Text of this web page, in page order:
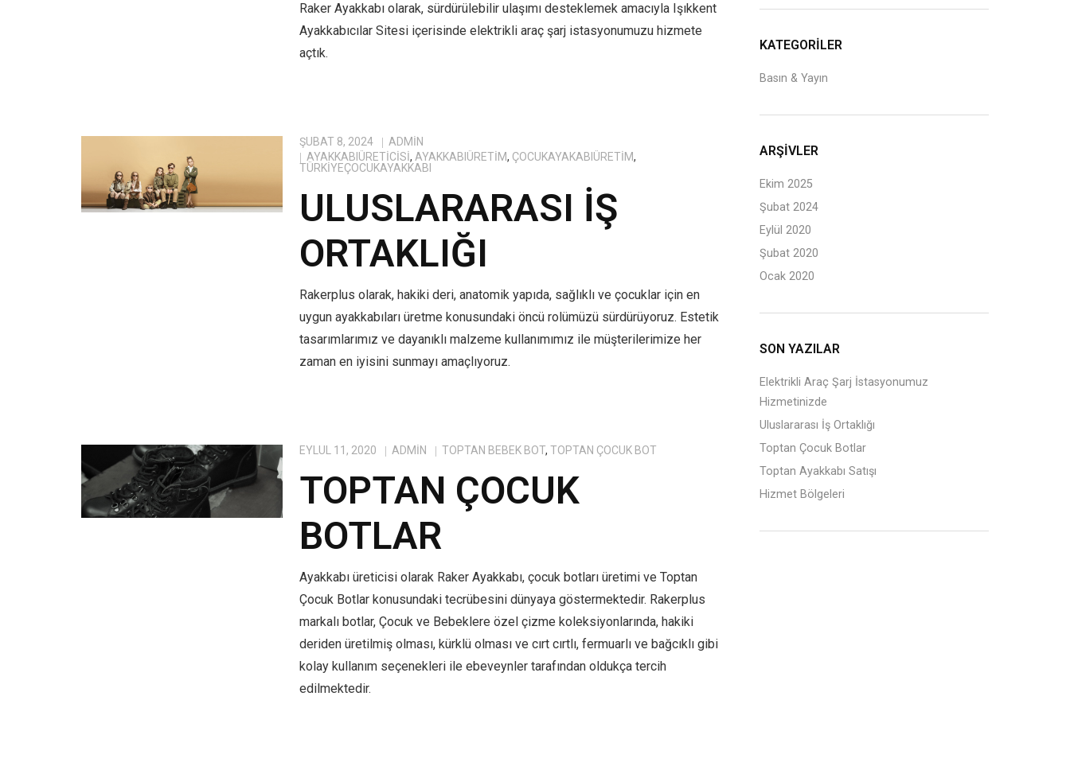
Raker Ayakkabı olarak, sürdürülebilir ulaşımı desteklemek amacıyla Işıkkent
Ayakkabıcılar Sitesi içerisinde elektrikli araç şarj istasyonumuzu hizmete
açtık.
ŞUBAT 8, 2024
ADMIN
AYAKKABIÜRETICISI, AYAKKABIÜRETIM, ÇOCUKAYAKABIÜRETIM,
TÜRKIYEÇOCUKAYAKKABI
ULUSLARARASI İŞ
ORTAKLIĞI
Rakerplus olarak, hakiki deri, anatomik yapıda, sağlıklı ve çocuklar için en
uygun ayakkabıları üretme konusundaki öncü rolümüzü sürdürüyoruz. Estetik
tasarımlarımız ve dayanıklı malzeme kullanımımız ile müşterilerimize her
zaman en iyisini sunmayı amaçlıyoruz.
EYLÜL 11, 2020 ADMIN TOPTAN BEBEK BOT,TOPTAN ÇOCUK BOT
TOPTAN ÇOCUK
BOTLAR
Ayakkabı üreticisi olarak Raker Ayakkabı, çocuk botları üretimi ve Toptan
Çocuk Botlar konusundaki tecrübesini dünyaya göstermektedir. Rakerplus
markalı botlar, Çocuk ve Bebeklere özel çizme koleksiyonlarında, hakiki
deriden üretilmiş olması, kürklü olması ve cırt cırtlı, fermuarlı ve bağcıklı gibi
kolay kullanım seçenekleri ile ebeveynler tarafından oldukça tercih
edilmektedir.
KATEGORILER
Basın & Yayın
ARŞIVLER
Ekim 2025
Şubat 2024
Eylül 2020
Şubat 2020
Ocak 2020
SON YAZILAR
Elektrikli Araç Şarj İstasyonumuz
Hizmetinizde
Uluslararası İş Ortaklığı
Toptan Çocuk Botlar
Toptan Ayakkabı Satışı
Hizmet Bölgeleri